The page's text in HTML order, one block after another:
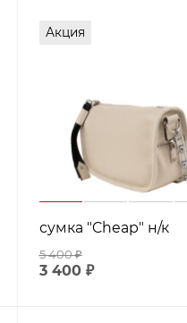
Акция
сумка "Cheap" н/к
5 400₽
3 400₽